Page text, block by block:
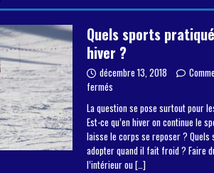
Quels sports
hiver ?
décembre 13, 2018
fermés
La question se pose surtout pour
Est-ce qu’en hiver on continue le
laisse le corps se reposer ? Quels
adopter quand il fait froid ? Faire
l’intérieur ou […]